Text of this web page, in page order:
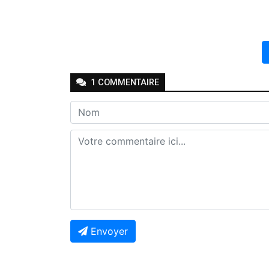
1 COMMENTAIRE
Envoyer